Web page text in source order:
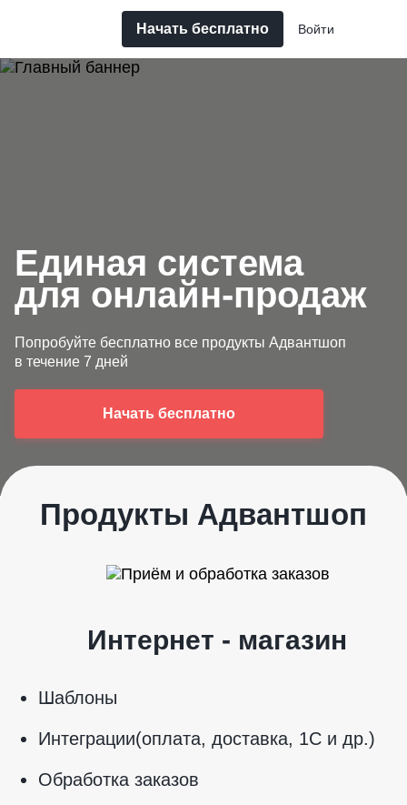
Начать бесплатно Войти
Единая система
для онлайн-продаж
Попробуйте бесплатно все продукты Адвантшоп
в течение 7 дней
Начать бесплатно
Продукты Адвантшоп
Интернет - магазин
Шаблоны
Интеграции(оплата, доставка, 1С и др.)
Обработка заказов